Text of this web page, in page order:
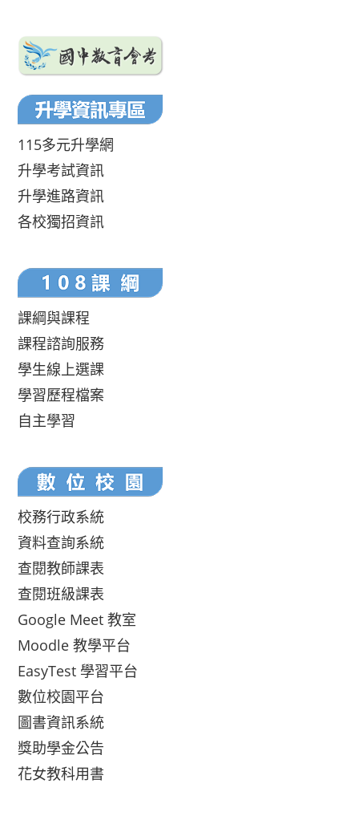
115多元升學網
升學考試資訊
升學進路資訊
各校獨招資訊
課綱與課程
課程諮詢服務
學生線上選課
學習歷程檔案
自主學習
校務行政系統
資料查詢系統
查閱教師課表
查閱班級課表
Google Meet 教室
Moodle 教學平台
EasyTest 學習平台
數位校園平台
圖書資訊系統
獎助學金公告
花女教科用書